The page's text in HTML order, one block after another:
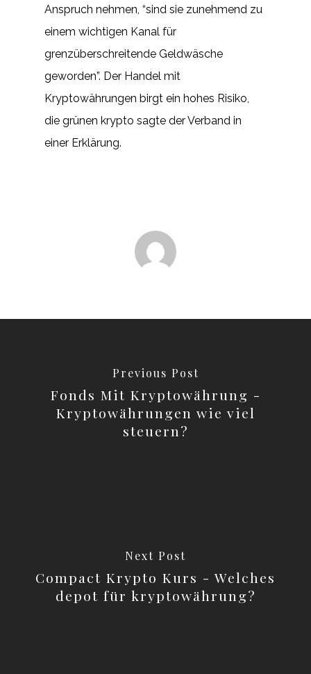
Anspruch nehmen, “sind sie zunehmend zu
einem wichtigen Kanal für
grenzüberschreitende Geldwäsche
geworden”. Der Handel mit
Kryptowährungen birgt ein hohes Risiko,
die grünen krypto sagte der Verband in
einer Erklärung.
Previous Post
Fonds Mit Kryptowährung -
Kryptowährungen wie viel
steuern?
Next Post
Compact Krypto Kurs - Welches
depot für kryptowährung?